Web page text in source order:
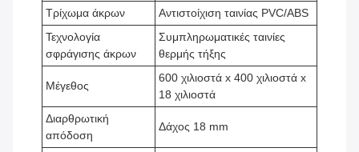
Τρίχωμα άκρων
Αντιστοίχιση ταινίας PVC/ABS
Τεχνολογία
σφράγισης άκρων
Συμπληρωματικές ταινίες
θερμής τήξης
Μέγεθος
600 χιλιοστά x 400 χιλιοστά x
18 χιλιοστά
Διαρθρωτική
απόδοση
Δάχος 18 mm